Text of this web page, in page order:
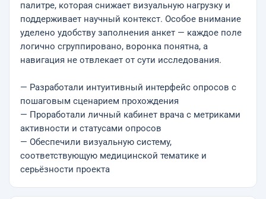
палитре, которая снижает визуальную нагрузку и
поддерживает научный контекст. Особое внимание
уделено удобству заполнения анкет — каждое поле
логично сгруппировано, воронка понятна, а
навигация не отвлекает от сути исследования.
— Разработали интуитивный интерфейс опросов с
пошаговым сценарием прохождения
— Проработали личный кабинет врача с метриками
активности и статусами опросов
— Обеспечили визуальную систему,
соответствующую медицинской тематике и
серьёзности проекта